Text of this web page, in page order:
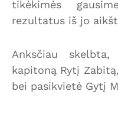
tikėkimės
rezultatus iš jo
Anksčiau
kapitoną Rytį
bei pasikvietė Gytį